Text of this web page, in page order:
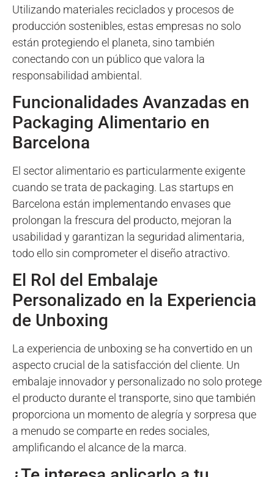
Utilizando materiales reciclados y procesos de
producción sostenibles, estas empresas no solo
están protegiendo el planeta, sino también
conectando con un público que valora la
responsabilidad ambiental.
Funcionalidades Avanzadas en
Packaging Alimentario en
Barcelona
El sector alimentario es particularmente exigente
cuando se trata de packaging. Las startups en
Barcelona están implementando envases que
prolongan la frescura del producto, mejoran la
usabilidad y garantizan la seguridad alimentaria,
todo ello sin comprometer el diseño atractivo.
El Rol del Embalaje
Personalizado en la Experiencia
de Unboxing
La experiencia de unboxing se ha convertido en un
aspecto crucial de la satisfacción del cliente. Un
embalaje innovador y personalizado no solo protege
el producto durante el transporte, sino que también
proporciona un momento de alegría y sorpresa que
a menudo se comparte en redes sociales,
amplificando el alcance de la marca.